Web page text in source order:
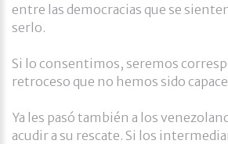
entre las democracias que se
serlo.
Si lo consentimos, seremos
retroceso que no hemos sido
Ya les pasó también a los
acudir a su rescate. Si los